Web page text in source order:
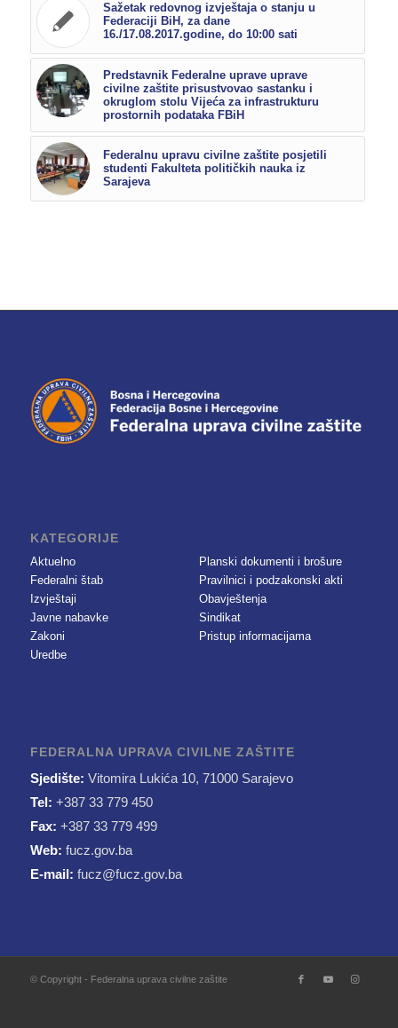
Sažetak redovnog izvještaja o stanju u
Federaciji BiH, za dane
16./17.08.2017.godine, do 10:00 sati
Predstavnik Federalne uprave uprave
civilne zaštite prisustvovao sastanku i
okruglom stolu Vijeća za infrastrukturu
prostornih podataka FBiH
Federalnu upravu civilne zaštite posjetili
studenti Fakulteta političkih nauka iz
Sarajeva
KATEGORIJE
Aktuelno
Federalni štab
Izvještaji
Javne nabavke
Zakoni
Uredbe
Planski dokumenti i brošure
Pravilnici i podzakonski akti
Obavještenja
Sindikat
Pristup informacijama
FEDERALNA UPRAVA CIVILNE ZAŠTITE
Sjedište: Vitomira Lukića 10, 71000 Sarajevo
Tel: +387 33 779 450
Fax: +387 33 779 499
Web: fucz.gov.ba
E-mail: fucz@fucz.gov.ba
© Copyright - Federalna uprava civilne zaštite